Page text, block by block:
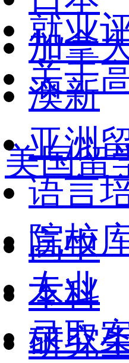
就业
关于
美国留
高中
本科
研究
加拿
澳新
亚洲
语言
院校
专业
录取